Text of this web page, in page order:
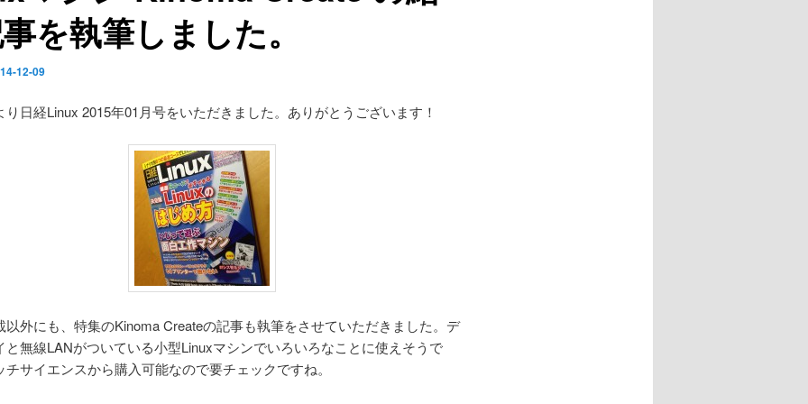
を執筆しました。
12-09
り日経Linux 2015年01月号をいただきました。ありがとうございます！
以外にも、特集のKinoma Createの記事も執筆をさせていただきました。デ
と無線LANがついている小型Linuxマシンでいろいろなことに使えそうで
チサイエンスから購入可能なので要チェックですね。